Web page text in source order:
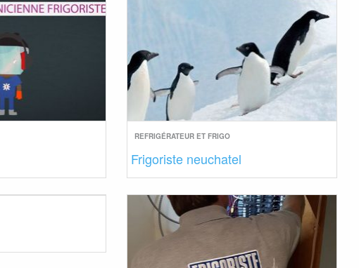
REFRIGÉRATEUR ET FRIGO
Frigoriste neuchatel